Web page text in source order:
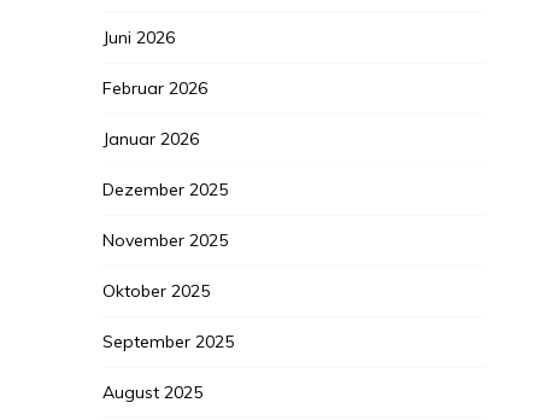
Juni 2026
Februar 2026
Januar 2026
Dezember 2025
November 2025
Oktober 2025
September 2025
August 2025